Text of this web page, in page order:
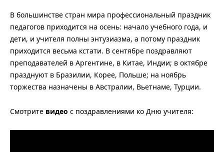
В большинстве стран мира профессиональный праздник
педагогов приходится на осень: начало учебного года, и
дети, и учителя полны энтузиазма, а потому праздник
приходится весьма кстати. В сентябре поздравляют
преподавателей в Аргентине, в Китае, Индии; в октябре
празднуют в Бразилии, Корее, Польше; на ноябрь
торжества назначены в Австралии, Вьетнаме, Турции.
Смотрите видео с поздравлениями ко Дню учителя: